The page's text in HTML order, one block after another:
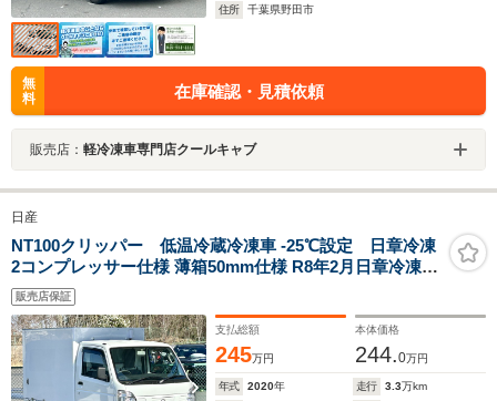
住所
千葉県野田市
無
料
在庫確認・見積依頼
販売店： 軽冷凍車専門店クールキャブ
日産
NT100クリッパー 低温冷蔵冷凍車 -25℃設定 日章冷凍
2コンプレッサー仕様 薄箱50mm仕様 R8年2月日章冷凍冷
凍機新設 保証書あり 片側スライドドア リヤワンタッチ扉
助手席エアバッグ ABS 左右90度ストッパー 庫内ライト
荷箱カギ
販売店保証
支払総額
245万円
本体価格
244.0万円
年式 2020年 走行 3.3万km